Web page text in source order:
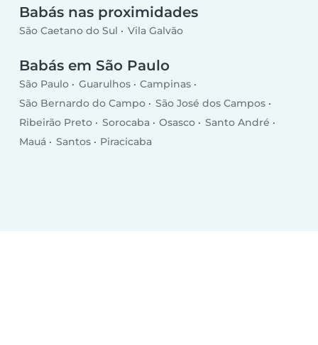
Babás nas proximidades
São Caetano do Sul Vila Galvão
Babás em São Paulo
São Paulo Guarulhos
Campinas
São Bernardo do Campo
São José dos Campos
Ribeirão Preto
Sorocaba Osasco
Santo André
Mauá
Santos Piracicaba